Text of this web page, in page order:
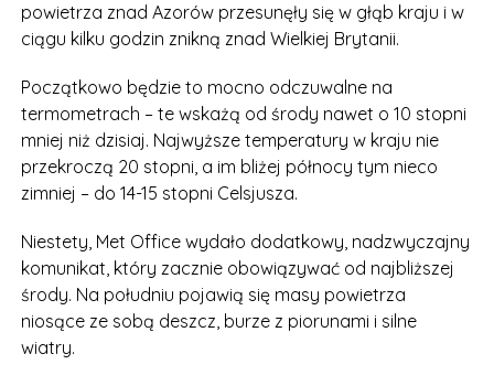
powietrza znad Azorów przesunęły się w głąb kraju i w
ciągu kilku godzin znikną znad Wielkiej Brytanii.
Początkowo będzie to mocno odczuwalne na
termometrach – te wskażą od środy nawet o 10 stopni
mniej niż dzisiaj. Najwyższe temperatury w kraju nie
przekroczą 20 stopni, a im bliżej północy tym nieco
zimniej – do 14-15 stopni Celsjusza.
Niestety, Met Office wydało dodatkowy, nadzwyczajny
komunikat, który zacznie obowiązywać od najbliższej
środy. Na południu pojawią się masy powietrza
niosące ze sobą deszcz, burze z piorunami i silne
wiatry.